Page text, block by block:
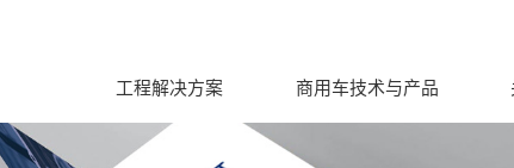
工程解决方案 商用车技术与产品